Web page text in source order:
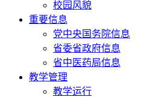
校园风貌
重要信息
党中央国务院信息
省委省政府信息
省中医药局信息
教学管理
教学运行